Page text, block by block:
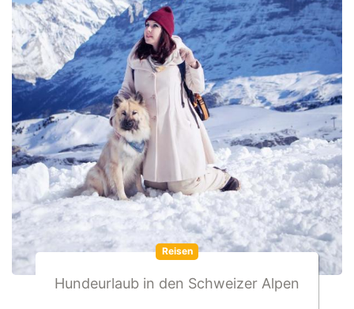
Reisen
Hundeurlaub in den Schweizer Alpen